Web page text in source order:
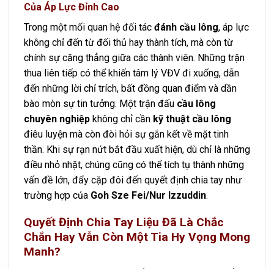
Của Áp Lực Đỉnh Cao
Trong một mối quan hệ đối tác đánh cầu lông, áp lực
không chỉ đến từ đối thủ hay thành tích, mà còn từ
chính sự căng thẳng giữa các thành viên. Những trận
thua liên tiếp có thể khiến tâm lý VĐV đi xuống, dẫn
đến những lời chỉ trích, bất đồng quan điểm và dần
bào mòn sự tin tưởng. Một trận đấu cầu lông
chuyên nghiệp không chỉ cần kỹ thuật cầu lông
điêu luyện mà còn đòi hỏi sự gắn kết về mặt tinh
thần. Khi sự rạn nứt bắt đầu xuất hiện, dù chỉ là những
điều nhỏ nhặt, chúng cũng có thể tích tụ thành những
vấn đề lớn, đẩy cặp đôi đến quyết định chia tay như
trường hợp của Goh Sze Fei/Nur Izzuddin.
Quyết Định Chia Tay Liệu Đã Là Chắc
Chắn Hay Vẫn Còn Một Tia Hy Vọng Mong
Manh?